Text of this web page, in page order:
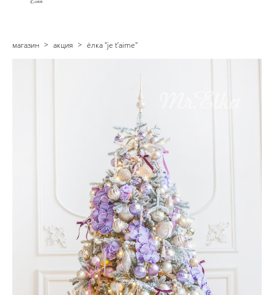
магазин > акция > ёлка "je t’aime"